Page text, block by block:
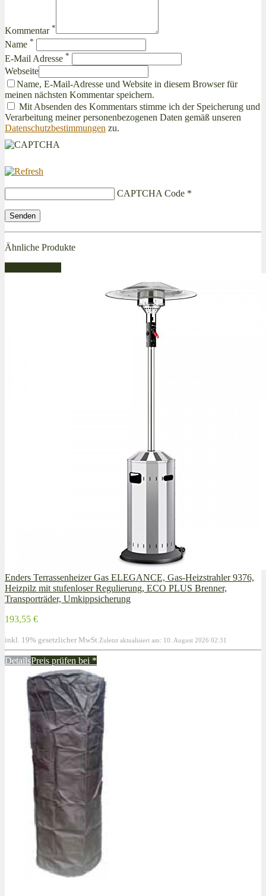
Kommentar *
Name *
E-Mail Adresse *
Webseite
Name, E-Mail-Adresse und Website in diesem Browser für
meinen nächsten Kommentar speichern.
Mit Absenden des Kommentars stimme ich der Speicherung und
Verarbeitung meiner personenbezogenen Daten gemäß unseren
Datenschutzbestimmungen zu.
CAPTCHA Code *
Ähnliche Produkte
Enders Terrassenheizer Gas ELEGANCE, Gas-Heizstrahler 9376,
Heizpilz mit stufenloser Regulierung, ECO PLUS Brenner,
Transporträder, Umkippsicherung
193,55 €
inkl. 19% gesetzlicher MwSt. Zuletzt aktualisiert am: 10. August 2026 02:31
DetailsPreis prüfen bei *